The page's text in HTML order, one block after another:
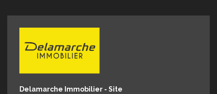
Delamarche Immobilier - Site